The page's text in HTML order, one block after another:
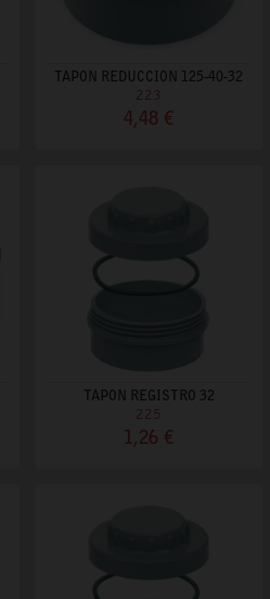
TAPON REDUCCION 125-40-32
223
4,48 €
TAPON REGISTRO 32
225
1,26 €